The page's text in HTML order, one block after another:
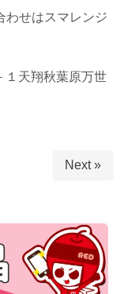
わせはスマレンジ
１天翔秋葉原万世
Next »